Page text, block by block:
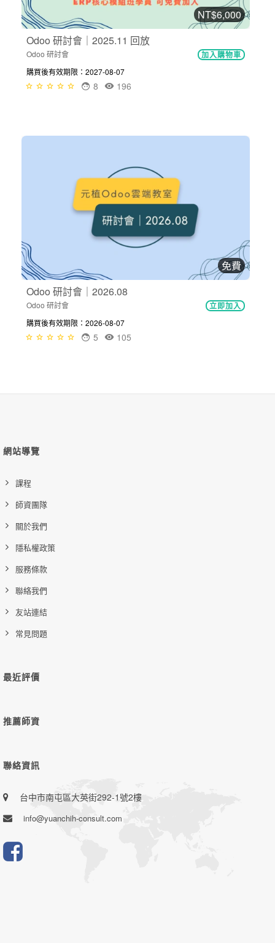
NT$6,000
Odoo 研討會｜2025.11 回放
Odoo 研討會 加入購物車
購買後有效期限：2027-08-07
196
8
免費
Odoo 研討會｜2026.08
Odoo 研討會 立即加入
購買後有效期限：2026-08-07
105
5
網站導覽
課程
師資團隊
關於我們
隱私權政策
服務條款
聯絡我們
友站連結
常見問題
最近評價
推薦師資
聯絡資訊
台中市南屯區大英街292-1號2樓
info@yuanchih-consult.com